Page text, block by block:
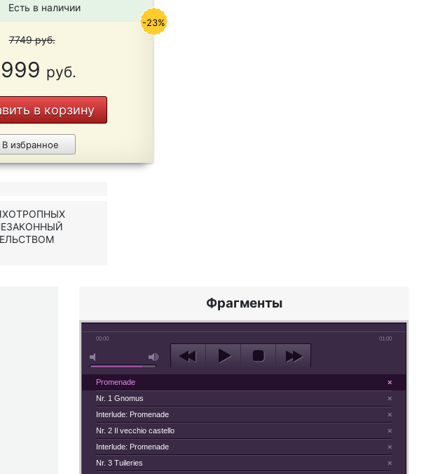
Есть в наличии
7749руб.
руб.
в корзину
В избранное
-23%
Фрагменты
00:00 01:00
×
Promenade
×
Nr. 1 Gnomus
×
Interlude: Promenade
×
Nr. 2 Il vecchio castello
×
Interlude: Promenade
×
Nr. 3 Tuileries